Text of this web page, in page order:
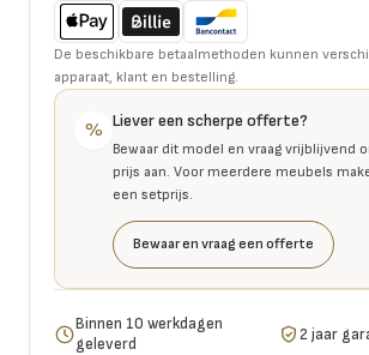
De beschikbare betaalmethoden kunnen
apparaat, klant en bestelling.
% Liever een scherpe offerte?
Bewaar dit model en vraag vrijblijvend
prijs aan. Voor meerdere meubels
een setprijs.
Bewaar en vraag een offerte
Binnen 10 werkdagen
geleverd
2 jaar